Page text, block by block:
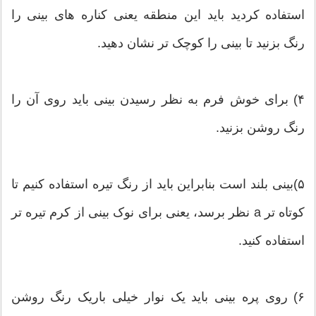
استفاده کردید باید این منطقه یعنی کناره های بینی را
رنگ بزنید تا بینی را کوچک تر نشان دهید.
۴) برای خوش فرم به نظر رسیدن بینی باید روی آن را
رنگ روشن بزنید.
۵)بینی بلند است بنابراین باید از رنگ تیره استفاده کنیم تا
کوتاه تر a نظر برسد، یعنی برای نوک بینی از کرم تیره تر
استفاده کنید.
۶) روی پره بینی باید یک نوار خیلی باریک رنگ روشن